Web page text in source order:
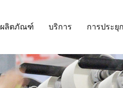
ผลิตภัณฑ์ บริการ การประยุ